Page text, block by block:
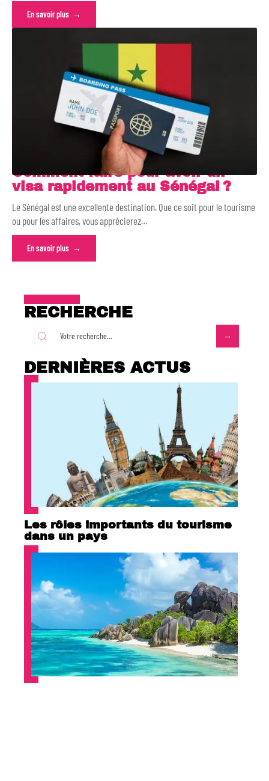
En savoir plus
Comment faire pour avoir un
visa rapidement au Sénégal ?
Le Sénégal est une excellente destination. Que ce soit pour le tourisme
ou pour les affaires, vous apprécierez…
En savoir plus
RECHERCHE
DERNIÈRES ACTUS
Les rôles importants du tourisme
dans un pays